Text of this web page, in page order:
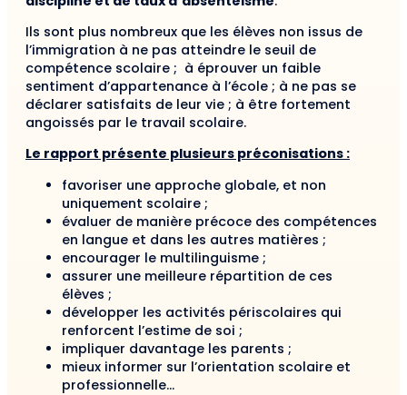
Ils sont plus nombreux que les élèves non issus de
l’immigration à ne pas atteindre le seuil de
compétence scolaire ; à éprouver un faible
sentiment d’appartenance à l’école ; à ne pas se
déclarer satisfaits de leur vie ; à être fortement
angoissés par le travail scolaire.
Le rapport présente plusieurs préconisations :
favoriser une approche globale, et non
uniquement scolaire ;
évaluer de manière précoce des compétences
en langue et dans les autres matières ;
encourager le multilinguisme ;
assurer une meilleure répartition de ces
élèves ;
développer les activités périscolaires qui
renforcent l’estime de soi ;
impliquer davantage les parents ;
mieux informer sur l’orientation scolaire et
professionnelle…